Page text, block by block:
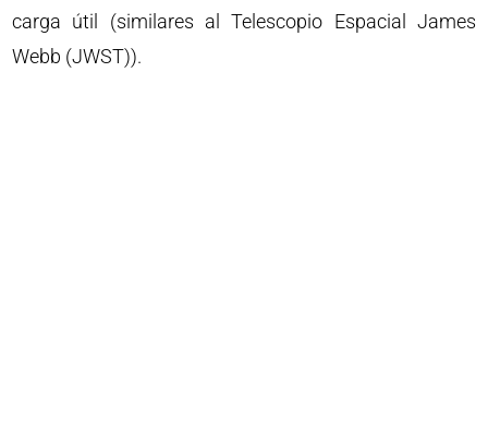
carga útil (similares al Telescopio Espacial James
Webb (JWST)).